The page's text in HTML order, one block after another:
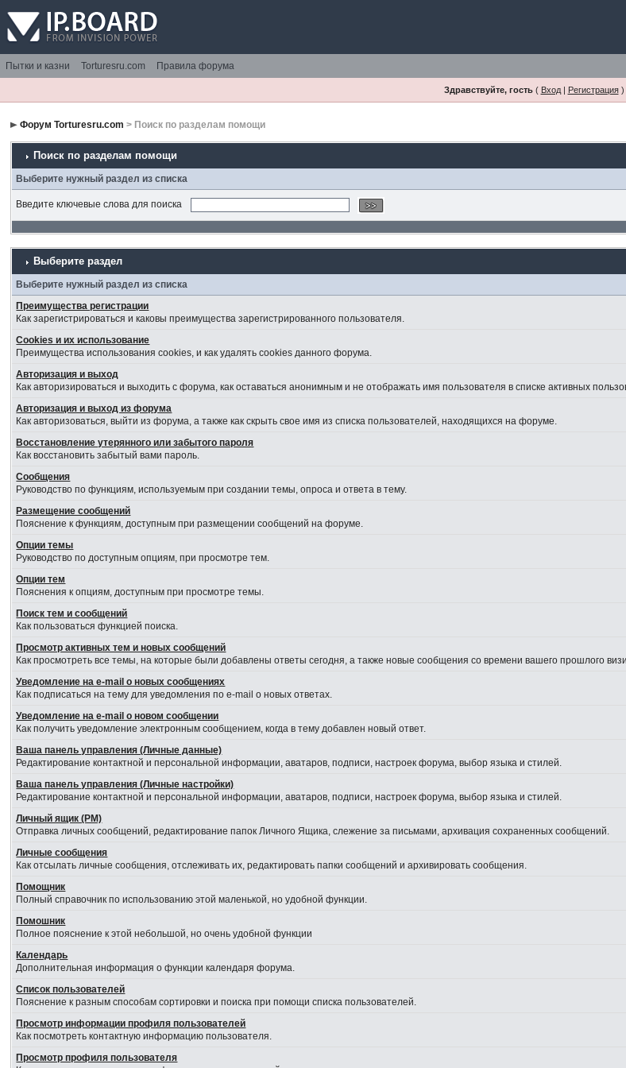
Пытки и казни Torturesru.com Правила форума
Здравствуйте, гость( Вход| Регистрация)
Форум Torturesru.com > Поиск по разделам помощи
Поиск по разделам помощи
Выберите нужный раздел из списка
Введите ключевые слова для поиска
Выберите раздел
Выберите нужный раздел из списка
Преимущества регистрации
Как зарегистрироваться и каковы преимущества зарегистрированного пользователя.
Cookies и их использование
Преимущества использования cookies, и как удалять cookies данного форума.
Авторизация и выход
Как авторизироваться и выходить с форума, как оставаться анонимным и не отображать имя пользователя в списке активных
Авторизация и выход из форума
Как авторизоваться, выйти из форума, а также как скрыть свое имя из списка пользователей, находящихся на форуме.
Восстановление утерянного или забытого пароля
Как восстановить забытый вами пароль.
Сообщения
Руководство по функциям, используемым при создании темы, опроса и ответа в тему.
Размещение сообщений
Пояснение к функциям, доступным при размещении сообщений на форуме.
Опции темы
Руководство по доступным опциям, при просмотре тем.
Опции тем
Пояснения к опциям, доступным при просмотре темы.
Поиск тем и сообщений
Как пользоваться функцией поиска.
Просмотр активных тем и новых сообщений
Как просмотреть все темы, на которые были добавлены ответы сегодня, а также новые сообщения со времени вашего прошлого
Уведомление на e-mail о новых сообщениях
Как подписаться на тему для уведомления по e-mail о новых ответах.
Уведомление на е-mail о новом сообщении
Как получить уведомление электронным сообщением, когда в тему добавлен новый ответ.
Ваша панель управления (Личные данные)
Редактирование контактной и персональной информации, аватаров, подписи, настроек форума, выбор языка и стилей.
Ваша панель управления (Личные настройки)
Редактирование контактной и персональной информации, аватаров, подписи, настроек форума, выбор языка и стилей.
Личный ящик (PM)
Отправка личных сообщений, редактирование папок Личного Ящика, слежение за письмами, архивация сохраненных сообщений.
Личные сообщения
Как отсылать личные сообщения, отслеживать их, редактировать папки сообщений и архивировать сообщения.
Помощник
Полный справочник по использованию этой маленькой, но удобной функции.
Помошник
Полное пояснение к этой небольшой, но очень удобной функции
Календарь
Дополнительная информация о функции календаря форума.
Список пользователей
Пояснение к разным способам сортировки и поиска при помощи списка пользователей.
Просмотр информации профиля пользователей
Как посмотреть контактную информацию пользователя.
Просмотр профиля пользователя